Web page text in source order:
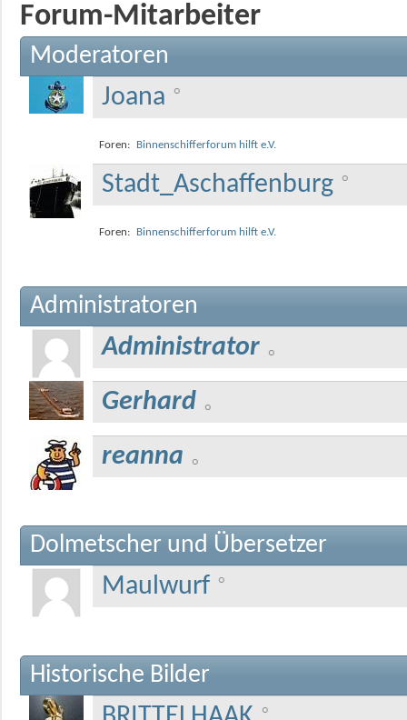
Forum-Mitarbeiter
Moderatoren
Joana
Foren: Binnenschifferforum hilft e.V.
Stadt_Aschaffenburg
Foren: Binnenschifferforum hilft e.V.
Administratoren
Administrator
Gerhard
reanna
Dolmetscher und Übersetzer
Maulwurf
Historische Bilder